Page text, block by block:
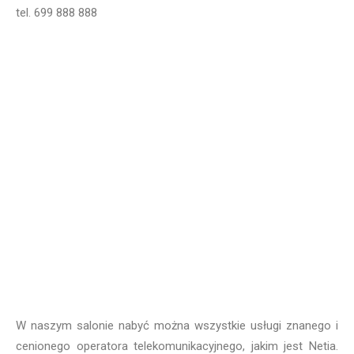
tel. 699 888 888
W naszym salonie nabyć można wszystkie usługi znanego i
cenionego operatora telekomunikacyjnego, jakim jest Netia.